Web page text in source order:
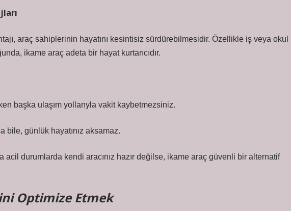
araç sahiplerinin hayatını kesintisiz sürdürebilmesidir. Özellikle iş veya okul
ikame araç adeta bir hayat kurtarıcıdır.
başka ulaşım yollarıyla vakit kaybetmezsiniz.
bile, günlük hayatınız aksamaz.
acil durumlarda kendi aracınız hazır değilse, ikame araç güvenli bir alternatif
Optimize Etmek